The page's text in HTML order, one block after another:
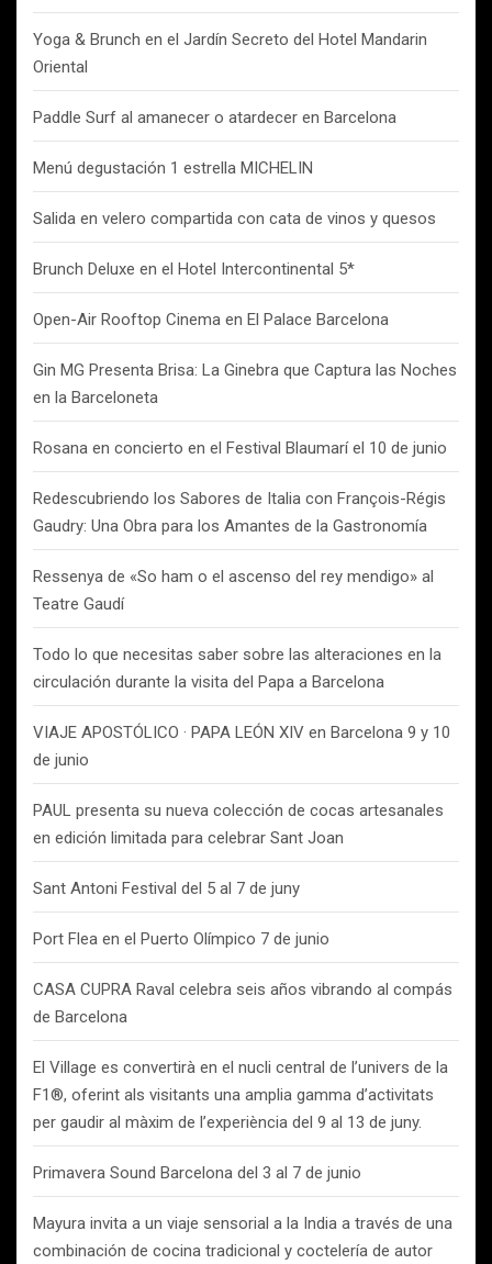
Yoga & Brunch en el Jardín Secreto del Hotel Mandarin
Oriental
Paddle Surf al amanecer o atardecer en Barcelona
Menú degustación 1 estrella MICHELIN
Salida en velero compartida con cata de vinos y quesos
Brunch Deluxe en el Hotel Intercontinental 5*
Open-Air Rooftop Cinema en El Palace Barcelona
Gin MG Presenta Brisa: La Ginebra que Captura las Noches
en la Barceloneta
Rosana en concierto en el Festival Blaumarí el 10 de junio
Redescubriendo los Sabores de Italia con François-Régis
Gaudry: Una Obra para los Amantes de la Gastronomía
Ressenya de «So ham o el ascenso del rey mendigo» al
Teatre Gaudí
Todo lo que necesitas saber sobre las alteraciones en la
circulación durante la visita del Papa a Barcelona
VIAJE APOSTÓLICO · PAPA LEÓN XIV en Barcelona 9 y 10
de junio
PAUL presenta su nueva colección de cocas artesanales
en edición limitada para celebrar Sant Joan
Sant Antoni Festival del 5 al 7 de juny
Port Flea en el Puerto Olímpico 7 de junio
CASA CUPRA Raval celebra seis años vibrando al compás
de Barcelona
El Village es convertirà en el nucli central de l’univers de la
F1®, oferint als visitants una amplia gamma d’activitats
per gaudir al màxim de l’experiència del 9 al 13 de juny.
Primavera Sound Barcelona del 3 al 7 de junio
Mayura invita a un viaje sensorial a la India a través de una
combinación de cocina tradicional y coctelería de autor